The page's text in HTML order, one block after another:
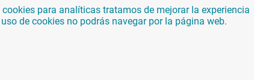
para analíticas tratamos de mejorar la experiencia
de cookies no podrás navegar por la página web.